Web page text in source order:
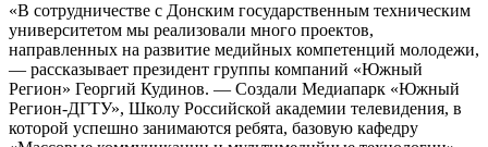
«В сотрудничестве с Донским государственным техническим
университетом мы реализовали много проектов,
направленных на развитие медийных компетенций молодежи,
— рассказывает президент группы компаний «Южный
Регион» Георгий Кудинов. — Создали Медиапарк «Южный
Регион-ДГТУ», Школу Российской академии телевидения, в
которой успешно занимаются ребята, базовую кафедру